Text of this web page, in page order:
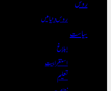
روس دنیا میں
سیاست
ابلاغ
استغرابیت
تعلیم